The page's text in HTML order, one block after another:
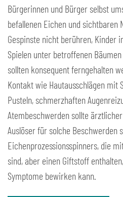
Bürgerinnen und Bürger selbst
befallenen Eichen und sichtbaren
Gespinste nicht berühren, Kinder
Spielen unter betroffenen
sollten konsequent ferngehalten
Kontakt wie Hautausschlägen mit
Pusteln, schmerzhaften
Atembeschwerden sollte
Auslöser für solche Beschwerden
Eichenprozessionsspinners, die
sind, aber einen Giftstoff
Symptome bewirken kann.